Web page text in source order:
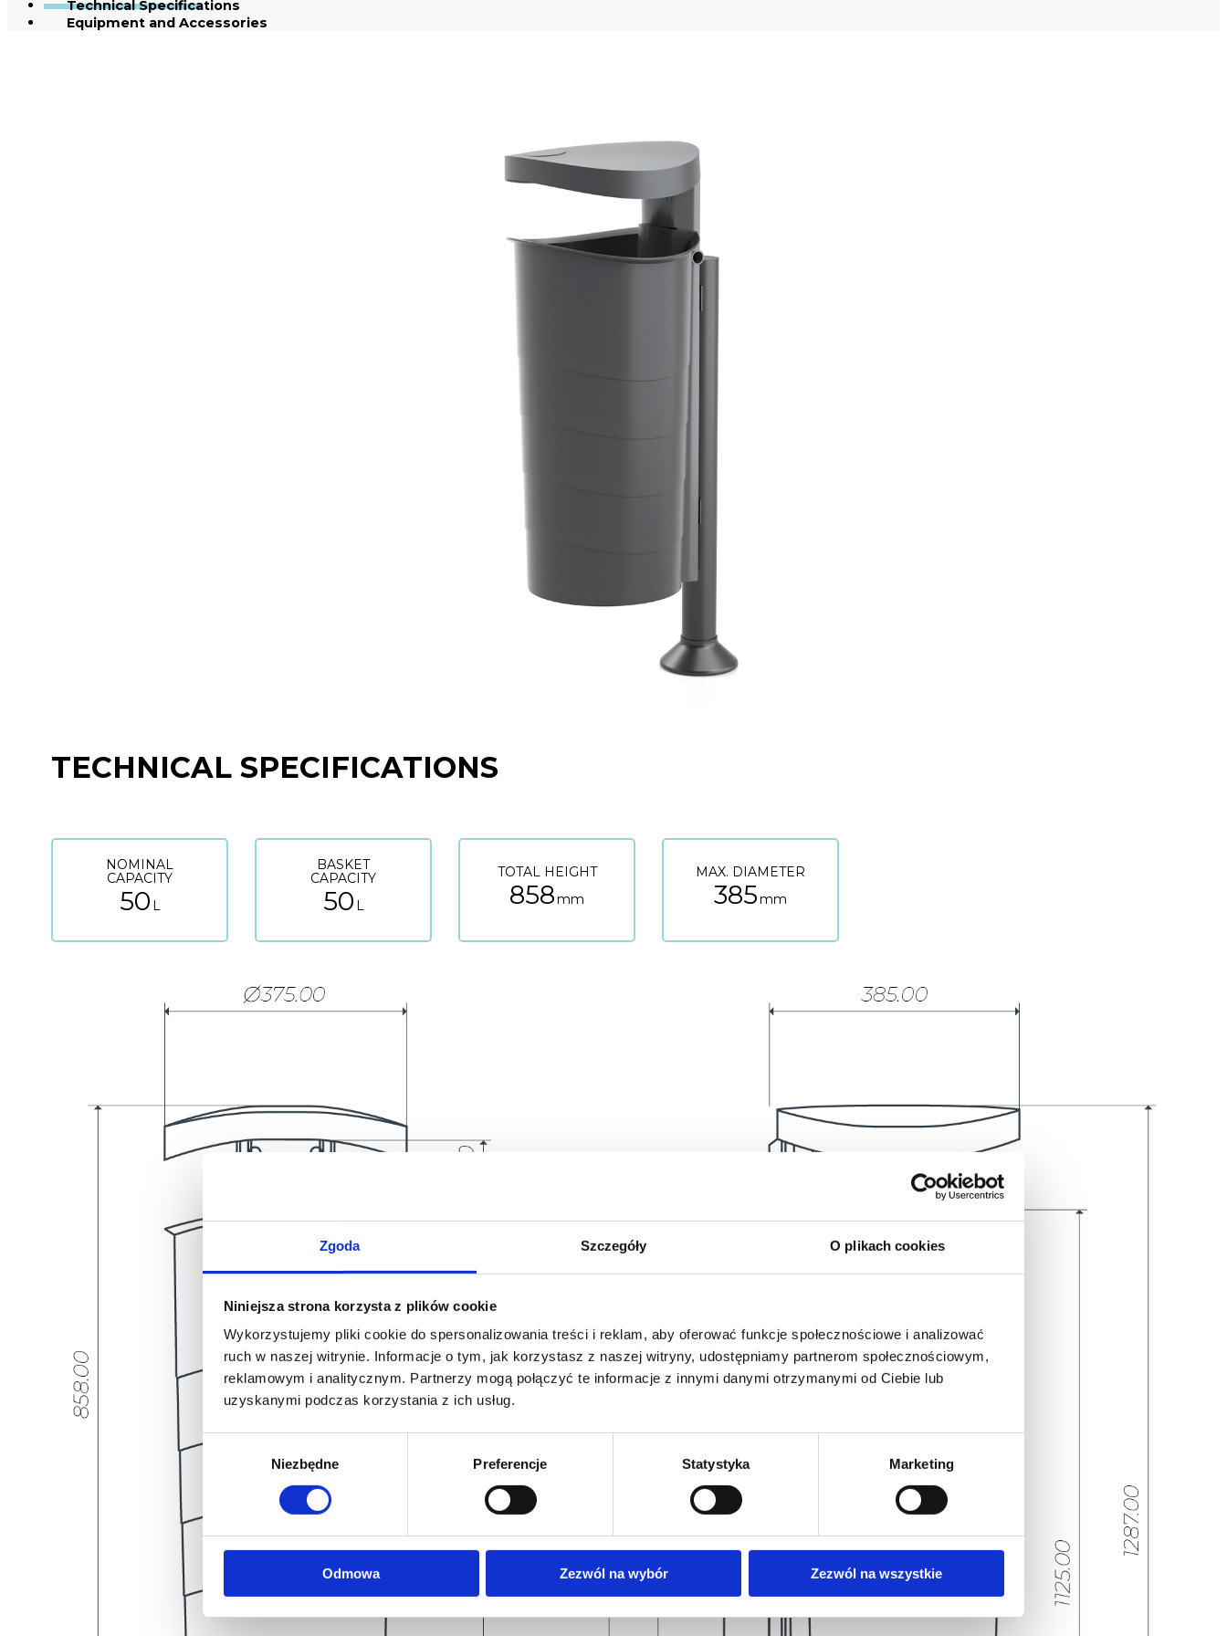
Zgoda Szczegóły O plikach cookies
Niniejsza strona korzysta z plików cookie
Wykorzystujemy pliki cookie do spersonalizowania treści i reklam, aby oferować funkcje społecznościowe i analizować
ruch w naszej witrynie. Informacje o tym, jak korzystasz z naszej witryny, udostępniamy partnerom społecznościowym,
reklamowym i analitycznym. Partnerzy mogą połączyć te informacje z innymi danymi otrzymanymi od Ciebie lub
uzyskanymi podczas korzystania z ich usług.
Wybór
Niezbędne Preferencje Statystyka Marketing
Odmowa Zezwól na wybór Zezwól na wszystkie
Technical Specifications
Equipment and Accessories
TECHNICAL SPECIFICATIONS
NOMINAL
CAPACITY
50L
BASKET
CAPACITY
50L
TOTAL HEIGHT
858mm
MAX. DIAMETER
385mm